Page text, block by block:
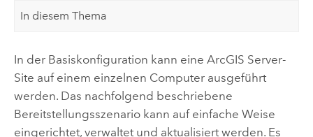
In diesem Thema
In der Basiskonfiguration kann eine ArcGIS Server-
Site auf einem einzelnen Computer ausgeführt
werden. Das nachfolgend beschriebene
Bereitstellungsszenario kann auf einfache Weise
eingerichtet, verwaltet und aktualisiert werden. Es